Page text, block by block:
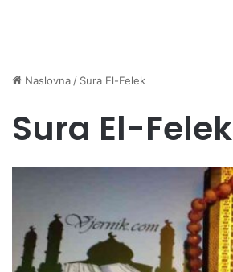
Naslovna / Sura El-Felek
Sura El-Felek